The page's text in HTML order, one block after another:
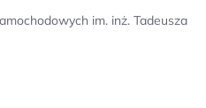
im. inż. Tadeusza